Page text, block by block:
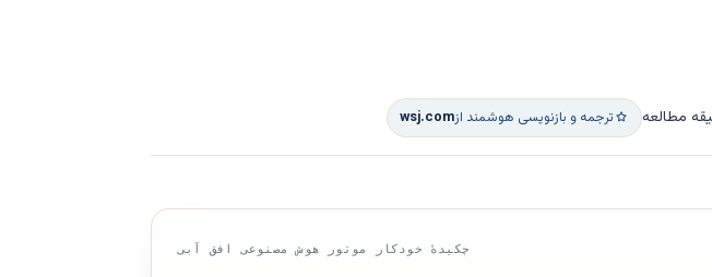
ترجمه و بازنویسی هوشمند ازwsj.com
چکیدهٔ خودکار موتور هوش مصنوعی افق آبی